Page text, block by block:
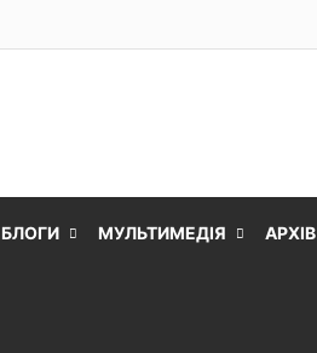
БЛОГИ МУЛЬТИМЕДІЯ АРХІВ